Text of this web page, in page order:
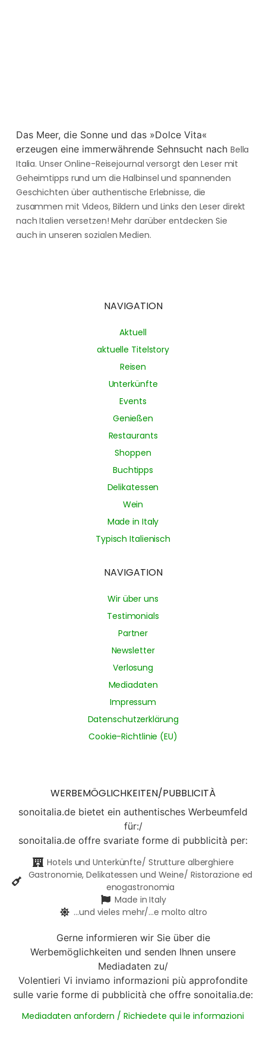
Das Meer, die Sonne und das »Dolce Vita«
erzeugen eine immerwährende Sehnsucht nach Bella
Italia. Unser Online-Reisejournal versorgt den Leser mit
Geheimtipps rund um die Halbinsel und spannenden
Geschichten über authentische Erlebnisse, die
zusammen mit Videos, Bildern und Links den Leser direkt
nach Italien versetzen! Mehr darüber entdecken Sie
auch in unseren sozialen Medien.
NAVIGATION
Aktuell
aktuelle Titelstory
Reisen
Unterkünfte
Events
Genießen
Restaurants
Shoppen
Buchtipps
Delikatessen
Wein
Made in Italy
Typisch Italienisch
NAVIGATION
Wir über uns
Testimonials
Partner
Newsletter
Verlosung
Mediadaten
Impressum
Datenschutzerklärung
Cookie-Richtlinie (EU)
WERBEMÖGLICHKEITEN/PUBBLICITÀ
sonoitalia.de bietet ein authentisches Werbeumfeld
für:/
sonoitalia.de offre svariate forme di pubblicità per:
Hotels und Unterkünfte/ Strutture alberghiere
Gastronomie, Delikatessen und Weine/ Ristorazione ed
enogastronomia
Made in Italy
...und vieles mehr/...e molto altro
Gerne informieren wir Sie über die
Werbemöglichkeiten und senden Ihnen unsere
Mediadaten zu/
Volentieri Vi inviamo informazioni più approfondite
sulle varie forme di pubblicità che offre sonoitalia.de:
Mediadaten anfordern / Richiedete qui le informazioni